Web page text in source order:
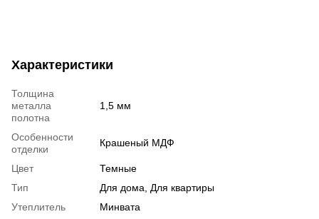
Характеристики
Толщина
металла
полотна
1,5 мм
Особенности
отделки
Крашеный МДФ
Цвет
Темные
Тип
Для дома, Для квартиры
Утеплитель
Минвата